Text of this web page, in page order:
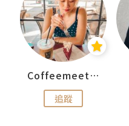
Coffeemeetjojo
追蹤